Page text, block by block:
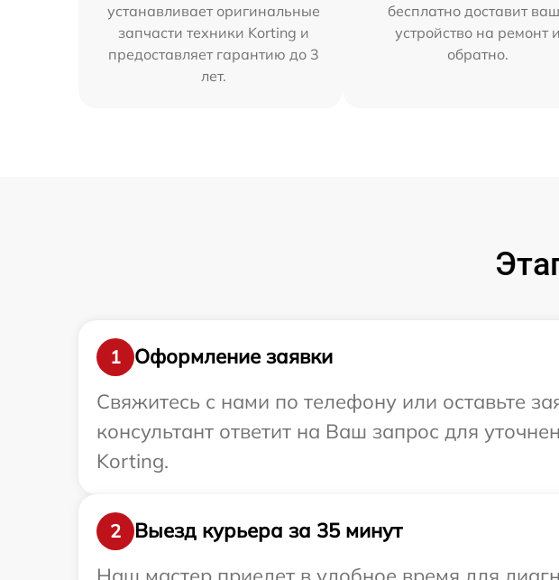
устанавливает оригинальные
запчасти техники Korting и
предоставляет гарантию до 3
лет.
бесплатно доставит
устройство на ремонт и
обратно.
1
Оформление заявки
Свяжитесь с нами по телефону или оставьте
консультант ответит на Ваш запрос для
Korting.
2
Выезд курьера за 35 минут